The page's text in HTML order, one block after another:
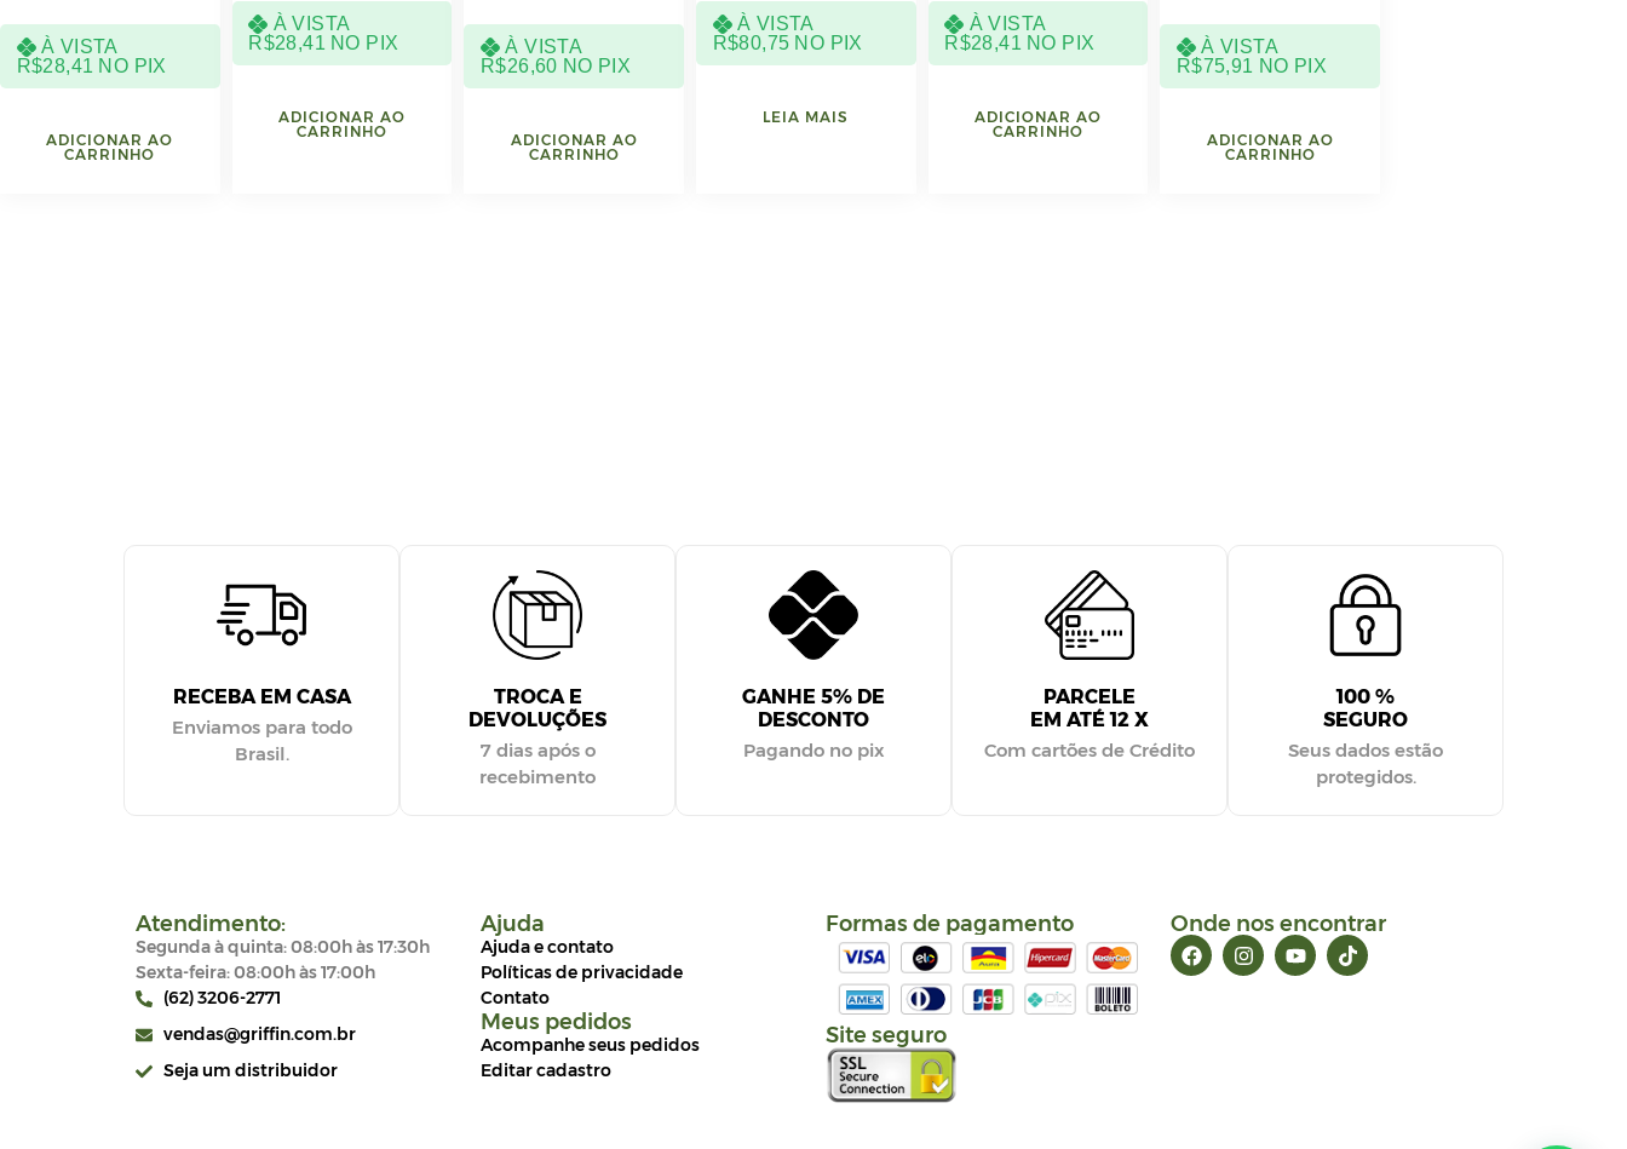
À VISTA
R$28,41 NO PIX
ADICIONAR AO
CARRINHO
À VISTA
R$28,41 NO PIX
ADICIONAR AO
CARRINHO
À VISTA
R$26,60 NO PIX
ADICIONAR AO
CARRINHO
À VISTA
R$80,75 NO PIX
LEIA MAIS
À VISTA
R$28,41 NO PIX
ADICIONAR AO
CARRINHO
À VISTA
R$75,91 NO PIX
ADICIONAR AO
CARRINHO
RECEBA EM CASA
Enviamos para todo
Brasil.
TROCA E
DEVOLUÇÕES
7 dias após o
recebimento
GANHE 5% DE
DESCONTO
Pagando no pix
PARCELE
EM ATÉ 12 X
Com cartões de Crédito
100 %
SEGURO
Seus dados estão
protegidos.
Atendimento:
Segunda à quinta: 08:00h às 17:30h
Sexta-feira: 08:00h às 17:00h
(62) 3206-2771
vendas@griffin.com.br
Seja um distribuidor
Ajuda
Ajuda e contato
Políticas de privacidade
Contato
Meus pedidos
Acompanhe seus pedidos
Editar cadastro
Formas de pagamento
Site seguro
Onde nos encontrar